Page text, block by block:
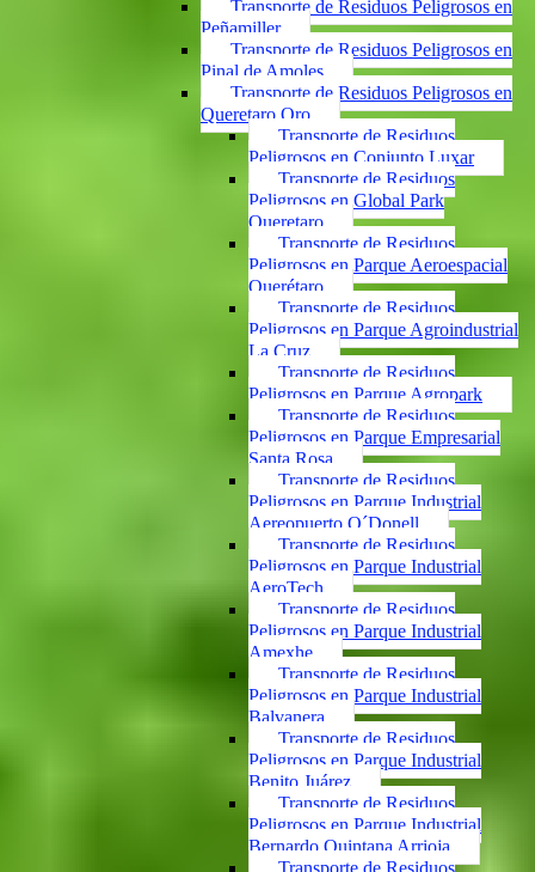
Transporte de Residuos Peligrosos en
Peñamiller
Transporte de Residuos Peligrosos en
Pinal de Amoles
Transporte de Residuos Peligrosos en
Queretaro Qro
Transporte de Residuos
Peligrosos en Conjunto Luxar
Transporte de Residuos
Peligrosos en Global Park
Queretaro
Transporte de Residuos
Peligrosos en Parque Aeroespacial
Querétaro
Transporte de Residuos
Peligrosos en Parque Agroindustrial
La Cruz
Transporte de Residuos
Peligrosos en Parque Agropark
Transporte de Residuos
Peligrosos en Parque Empresarial
Santa Rosa
Transporte de Residuos
Peligrosos en Parque Industrial
Aereopuerto O´Donell
Transporte de Residuos
Peligrosos en Parque Industrial
AeroTech
Transporte de Residuos
Peligrosos en Parque Industrial
Amexhe
Transporte de Residuos
Peligrosos en Parque Industrial
Balvanera
Transporte de Residuos
Peligrosos en Parque Industrial
Benito Juárez
Transporte de Residuos
Peligrosos en Parque Industrial
Bernardo Quintana Arrioja
Transporte de Residuos